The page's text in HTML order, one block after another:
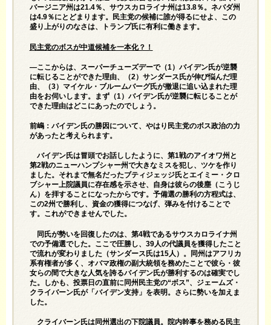
バージニア州は21.4％、サウスカロライナ州は13.8％。ネバダ州
は4.9％にとどまります。民主党の候補に誰が得るにせよ、この
盛り上がりのなさは、トランプ氏に有利に働きます。
民主党のボスが中道候補を一本化？！
—ここからは、スーパーチューズデーで（1）バイデン氏が逆襲
に転じることができた理由、（2）サンダース氏が伸び悩んだ理
由、（3）マイケル・ブルームバーグ氏が撤退に追い込まれた理
由をお伺いします。まず（1）バイデン氏が逆襲に転じることが
できた理由はどこにあったのでしょう。
前嶋：バイデン氏の勝因について、やはり民主党のボス政治の力
があったと考えられます。
バイデン氏は冒頭でお話ししたように、第1戦のアイオワ州と
第2戦のニューハンプシャー州で大きなミスを犯し、ツケを作り
ました。それまで無名だったブティジェッジ氏とエイミー・クロ
ブシャー上院議員に存在感を示させ、自身は彼らの後塵（こうじ
ん）を拝することになったからです。予備選の勝利の方程式は、
この2州で勝利し、資金の獲得につなげ、弾みを付けることで
す。これができませんでした。
同氏が勢いを回復したのは、第4戦であるサウスカロライナ州
での予備選でした。ここで圧勝し、39人の代議員を獲得したこと
で流れが変わりました（サンダース氏は15人）。同州はアフリカ
系有権者が多く、オバマ政権の副大統領を務めたことで彼ら・彼
女らの間で大きな人気を誇るバイデン氏が勝利するのは確実でし
た。しかも、投票日の直前に同州民主党の“ボス”、ジェームズ・
クライバーン氏が「バイデン支持」を表明。さらに勢いを加えま
した。
クライバーン氏は同州選出の下院議員。院内幹事を務める民主